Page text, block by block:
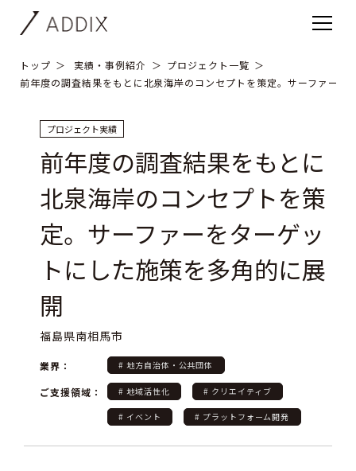
トップ 実績・事例紹介
プロジェクト一覧
前年度の調査結果をもとに北泉海岸のコンセプトを策定。サーファーを
プロジェクト実績
前年度の調査結果をもとに
北泉海岸のコンセプトを策
定。サーファーをターゲッ
トにした施策を多角的に展
開
福島県南相馬市
業界： # 地方自治体・公共団体
ご支援領域： # 地域活性化 # クリエイティブ
# イベント # プラットフォーム開発